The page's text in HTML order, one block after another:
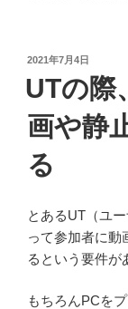
投
日:
2021年7月4日
UTの際
画や静
る
とあるUT（ユ
って参加者に動
るという要件が
もちろんPCを